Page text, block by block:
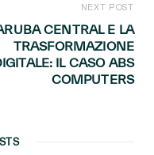
NEXT POST
CENTRAL E LA
TRASFORMAZIONE
IL CASO ABS
COMPUTERS